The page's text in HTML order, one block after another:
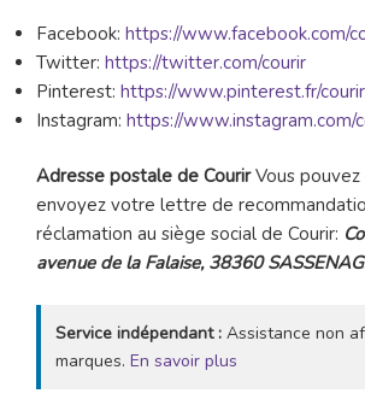
Facebook: https://www.facebook.com/
Twitter: https://twitter.com/courir
Pinterest: https://www.pinterest.fr/
Instagram: https://www.instagram.com/
Adresse postale de CourirVous
envoyez votre lettre de
réclamation au siège social de Courir:
avenue de la Falaise, 38360
Service indépendant : Assistance non
marques. En savoir plus